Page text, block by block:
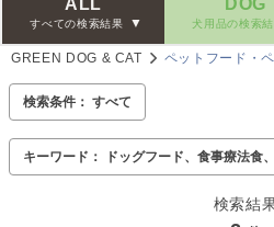
ALL
すべての検索結果
DOG
犬用品の検索
GREEN DOG & CAT ペットフード・
検索条件： すべて
キーワード： ドッグフード、食事療法食
検索結